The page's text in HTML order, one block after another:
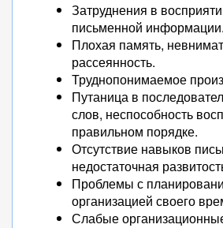
Затруднения в
письменной информации.
Плохая память,
рассеянность.
Труднопонимаемое
Путаница в
слов, неспособность
правильном порядке.
Отсутствие навыков
недостаточная
Проблемы с
организацией своего
Слабые